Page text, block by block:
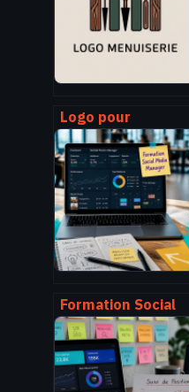
Logo pour
menuiserie : créer
une identité
visuelle forte et
mémorable
Formation Social
Media Manager : 5
leviers pour
piloter votre
stratégie digitale